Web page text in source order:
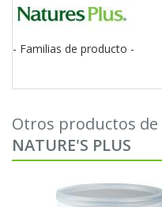
- Familias de producto -
Otros productos de
NATURE'S PLUS